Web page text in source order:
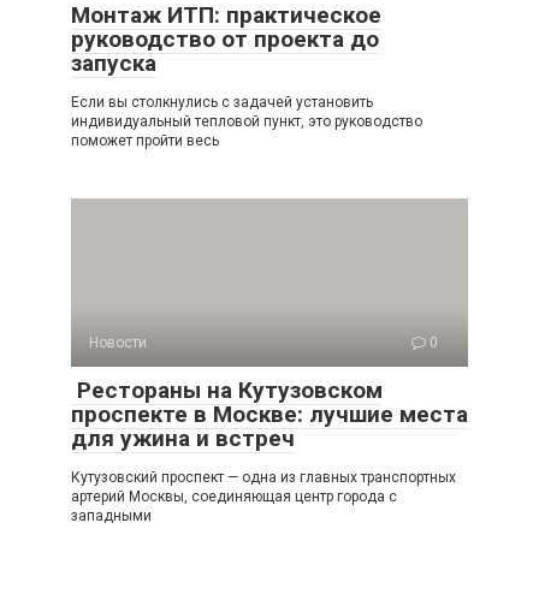
Монтаж ИТП: практическое
руководство от проекта до
запуска
Если вы столкнулись с задачей установить
индивидуальный тепловой пункт, это руководство
поможет пройти весь
Новости 0
Рестораны на Кутузовском
проспекте в Москве: лучшие места
для ужина и встреч
Кутузовский проспект — одна из главных транспортных
артерий Москвы, соединяющая центр города с
западными